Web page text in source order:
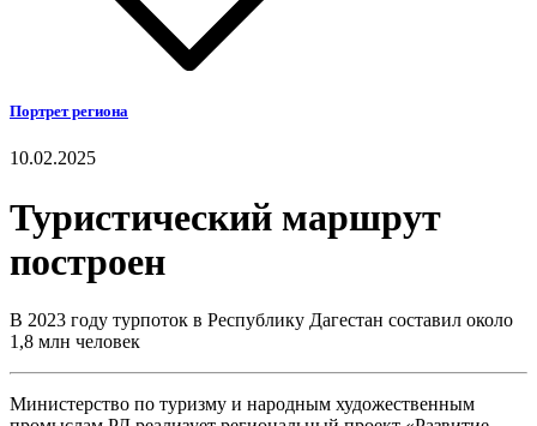
Портрет региона
10.02.2025
Туристический маршрут
построен
В 2023 году турпоток в Республику Дагестан составил около
1,8 млн человек
Министерство по туризму и народным художественным